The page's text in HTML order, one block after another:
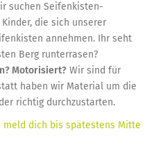
suchen Seifenkisten-
die sich unserer
annehmen. Ihr seht
Berg runterrasen?
Motorisiert? Wir sind für
haben wir Material um die
richtig durchzustarten.
meld dich bis spätestens Mitte